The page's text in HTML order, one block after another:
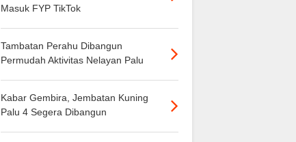
Masuk FYP TikTok
Tambatan Perahu Dibangun
Permudah Aktivitas Nelayan Palu
Kabar Gembira, Jembatan Kuning
Palu 4 Segera Dibangun